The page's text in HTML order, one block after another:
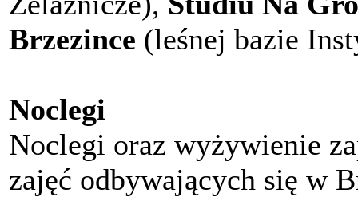
Brzezince (leśnej bazie
Noclegi
Noclegi oraz wyżywienie
zajęć odbywających się w